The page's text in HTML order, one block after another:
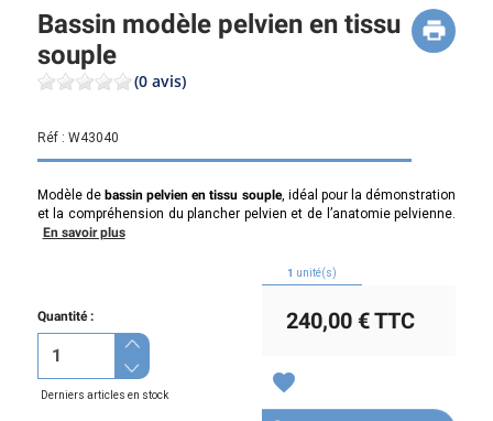
Bassin modèle pelvien en tissu
souple
(0 avis)
Réf : W43040
Modèle de bassin pelvien en tissu souple, idéal pour la démonstration
et la compréhension du plancher pelvien et de l’anatomie pelvienne.
En savoir plus
Quantité :
Derniers articles en stock
1 unité(s)
240,00 €TTC
favorite